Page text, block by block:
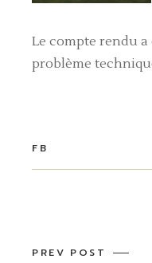
Le compte rendu
problème
FB
PREV POST